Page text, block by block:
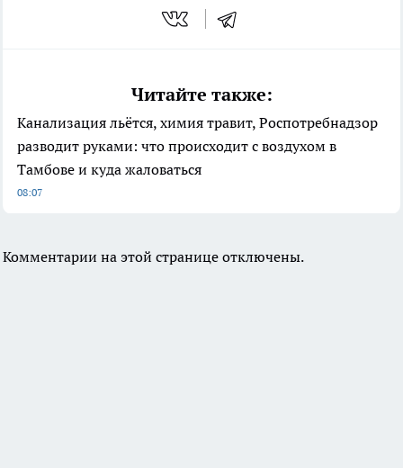
Читайте также:
Канализация льётся, химия травит, Роспотребнадзор
разводит руками: что происходит с воздухом в
Тамбове и куда жаловаться
08:07
Комментарии на этой странице отключены.